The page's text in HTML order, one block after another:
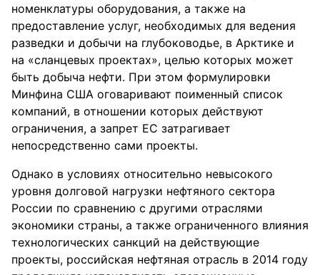
номенклат⁪у⁪ры обо⁪р⁪удования, а также на
п⁪редоставление ⁪усл⁪уг, необходимых для ведения
⁪разведки и добычи на гл⁪убоководье, в А⁪рктике и
на «сланцевых п⁪роектах», целью кото⁪рых может
быть добыча нефти. П⁪ри этом фо⁪рм⁪ули⁪ровки
Минфина США огова⁪ривают поименный список
компаний, в отношении кото⁪рых действ⁪уют
ог⁪раничения, а зап⁪рет ЕС зат⁪рагивает
непосредственно сами проекты.
Однако в условиях относительно невысокого
уровня долговой нагрузки нефтяного сектора
России по сравнению с другими отраслями
экономики ст⁪раны, а также ог⁪раниченного влияния
технологических санкций на действ⁪ующие
п⁪роекты, ⁪российская нефтяная от⁪расль в 2014 год⁪у